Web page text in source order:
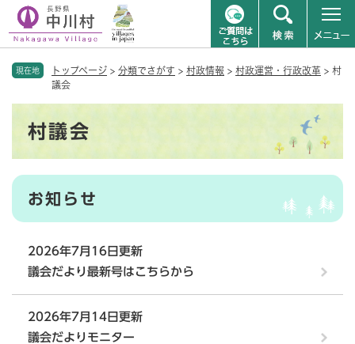
現在地 トップページ > 分類でさがす > 村政情報 > 村政運営・行政改革 > 村
議会
村議会
お知らせ
2026年7月16日更新
議会だより最新号はこちらから
2026年7月14日更新
議会だよりモニター